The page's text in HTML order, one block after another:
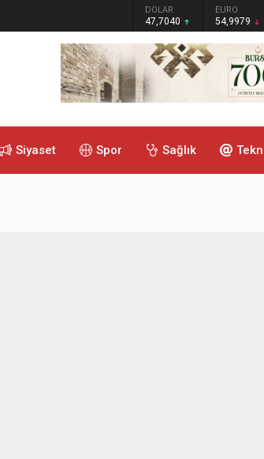
DOLAR
47,7040
EURO
54,9979
Siyaset Spor Sağlık